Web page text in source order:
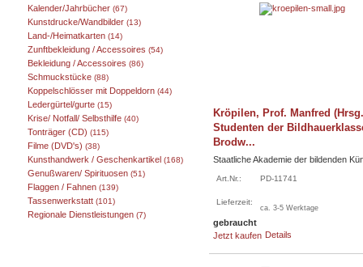
Kalender/Jahrbücher (67)
Kunstdrucke/Wandbilder (13)
Land-/Heimatkarten (14)
Zunftbekleidung / Accessoires (54)
Bekleidung / Accessoires (86)
Schmuckstücke (88)
Koppelschlösser mit Doppeldorn (44)
Ledergürtel/gurte (15)
Krise/ Notfall/ Selbsthilfe (40)
Tonträger (CD) (115)
Filme (DVD's) (38)
Kunsthandwerk / Geschenkartikel (168)
Genußwaren/ Spirituosen (51)
Flaggen / Fahnen (139)
Tassenwerkstatt (101)
Regionale Dienstleistungen (7)
Kröpilen, Prof. Manfred
Studenten der
Brodw...
Staatliche Akademie der bildenden
Art.Nr.: PD-11741
Lieferzeit:
ca. 3-5 Werktage
gebraucht
Jetzt kaufen Details